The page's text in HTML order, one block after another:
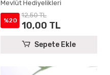
Mevlüt Hediyelikleri
%20
12,50 TL
10,00 TL
Sepete Ekle